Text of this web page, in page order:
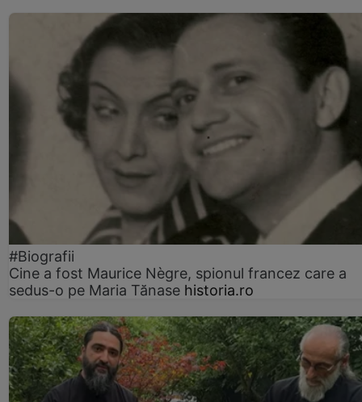
#Biografii
Cine a fost Maurice Nègre, spionul francez care a
sedus-o pe Maria Tănase historia.ro